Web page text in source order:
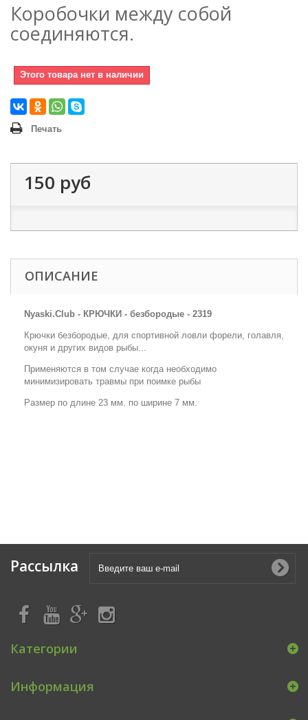
Коробочки между собой
соединяются.
Этого товара нет в наличии
Печать
150 руб
ОПИСАНИЕ
Nyaski.Club - КРЮЧКИ - безбородые - 2319
Крючки безбородые, для спортивной ловли форели, голавля,
окуня и других видов рыбы...
Применяются в том случае когда необходимо
минимизировать травмы при поимке рыбы
Размер по длине 23 мм. по ширине 7 мм.
Рассылка
Категории
Информация